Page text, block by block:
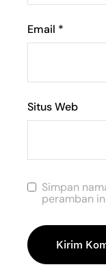
Email *
Situs Web
Simpan
peramban
Kirim